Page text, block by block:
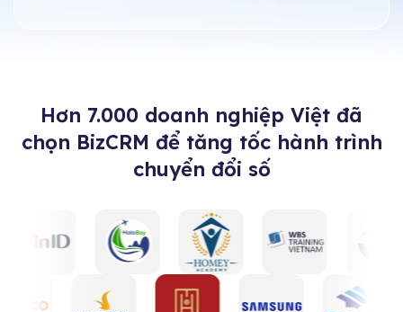
Hơn 7.000 doanh nghiệp Việt đã
chọn BizCRM để tăng tốc hành trình
chuyển đổi số